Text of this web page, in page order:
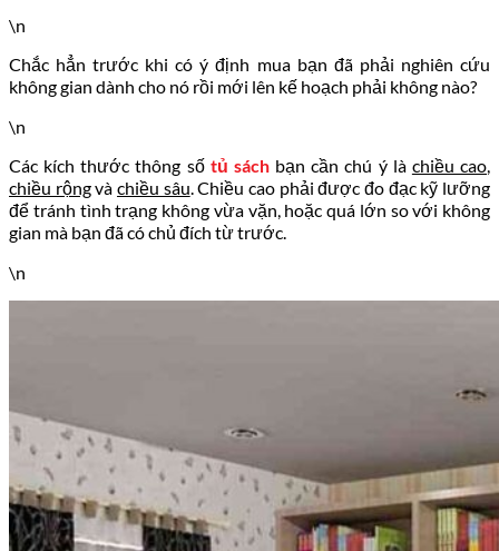
\n
Chắc hẳn trước khi có ý định mua bạn đã phải nghiên cứu
không gian dành cho nó rồi mới lên kế hoạch phải không nào?
\n
Các kích thước thông số tủ sáchbạn cần chú ý là chiều cao,
chiều rộngvàchiều sâu. Chiều cao phải được đo đạc kỹ lưỡng
để tránh tình trạng không vừa vặn, hoặc quá lớn so với không
gian mà bạn đã có chủ đích từ trước.
\n